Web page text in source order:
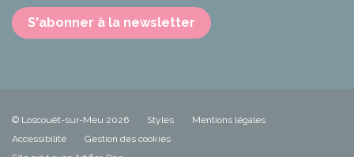
S'abonner à la newsletter
© Loscouët-sur-Meu 2026 Styles
Mentions légales
Accessibilité
Gestion des cookies